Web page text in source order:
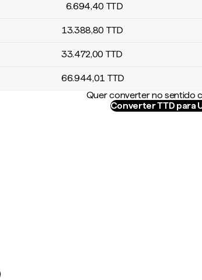
6.694,40 TTD
13.388,80 TTD
33.472,00 TTD
66.944,01 TTD
Quer converter no sentido
Converter TTD para